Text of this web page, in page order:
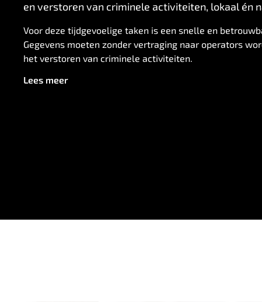
en verstoren van criminele activiteiten, lokaal én
Voor deze tijdgevoelige taken is een snelle en
Gegevens moeten zonder vertraging naar operators
het verstoren van criminele activiteiten.
Lees meer